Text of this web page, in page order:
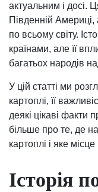
актуальним і досі.
Південній
по всьому світу.
країнами, але її
багатьох народів
У цій статті ми
картоплі, її
деякі цікаві факти
більше про те, де
картоплі і яке
Історія